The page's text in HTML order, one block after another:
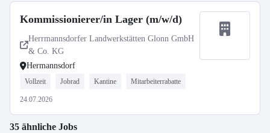
Kommissionierer/in Lager (m/w/d)
Herrmannsdorfer Landwerkstätten Glonn GmbH
& Co. KG
Hermannsdorf
Vollzeit Jobrad Kantine Mitarbeiterrabatte
24.07.2026
35 ähnliche Jobs